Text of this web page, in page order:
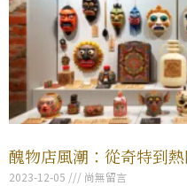
醜物店風潮：從奇特到
2023-12-05 尚無留言